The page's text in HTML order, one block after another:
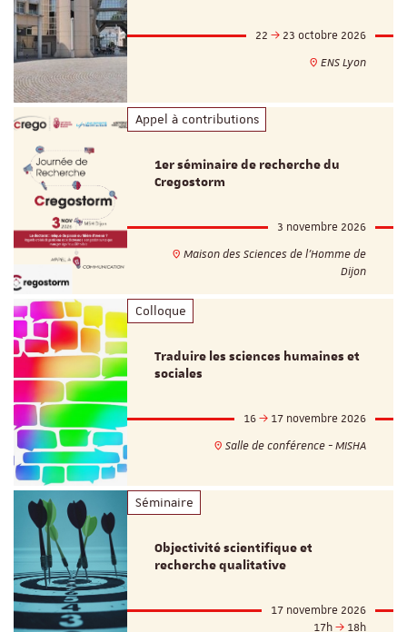
22
23 octobre 2026
ENS Lyon
Appel à contributions
1er séminaire de recherche du
Cregostorm
3 novembre 2026
Maison des Sciences de l'Homme de
Dijon
Colloque
Traduire les sciences humaines et
sociales
16
17 novembre 2026
Salle de conférence - MISHA
Séminaire
Objectivité scientifique et
recherche qualitative
17 novembre 2026
17h
18h